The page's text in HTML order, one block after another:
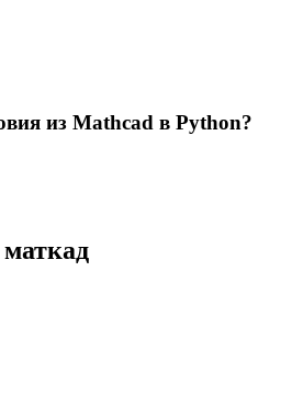
из Mathcad в Python?